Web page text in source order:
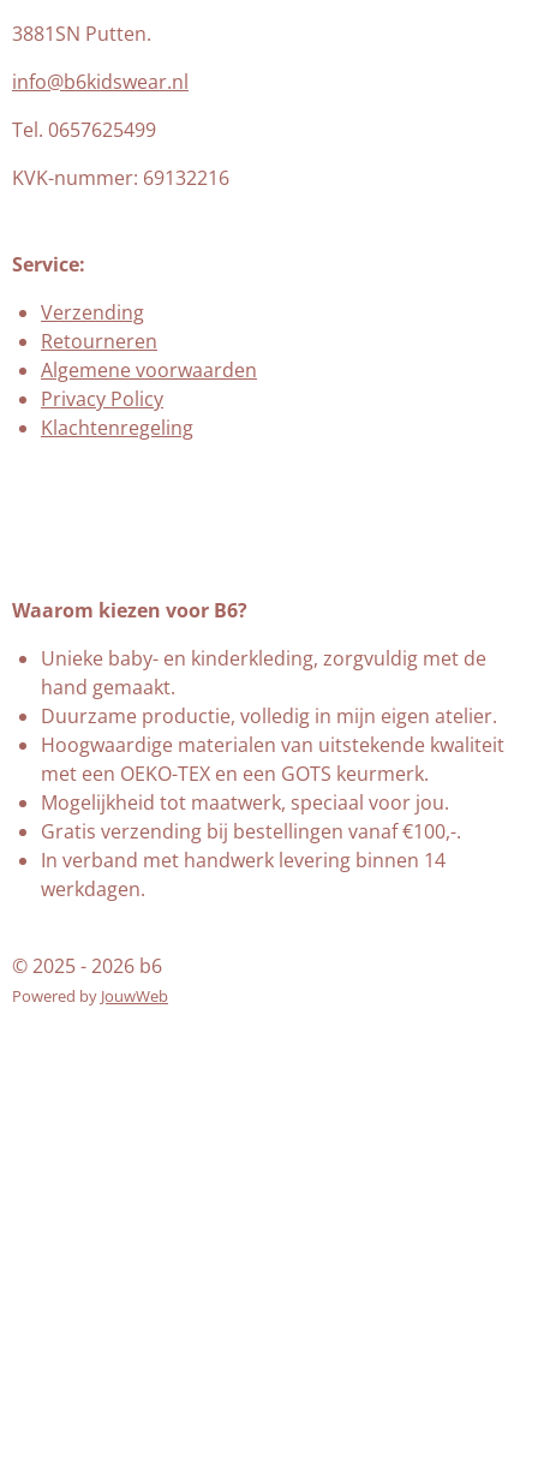
3881SN Putten.
info@b6kidswear.nl
Tel. 0657625499
KVK-nummer: 69132216
Service:
Verzending
Retourneren
Algemene voorwaarden
Privacy Policy
Klachtenregeling
Waarom kiezen voor B6?
Unieke baby- en kinderkleding, zorgvuldig met de
hand gemaakt.
Duurzame productie, volledig in mijn eigen atelier.
Hoogwaardige materialen van uitstekende kwaliteit
met een OEKO-TEX en een GOTS keurmerk.
Mogelijkheid tot maatwerk, speciaal voor jou.
Gratis verzending bij bestellingen vanaf €100,-.
In verband met handwerk levering binnen 14
werkdagen.
© 2025 - 2026 b6
Powered by JouwWeb